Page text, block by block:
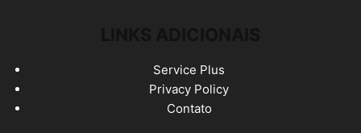
Service Plus
Privacy Policy
Contato